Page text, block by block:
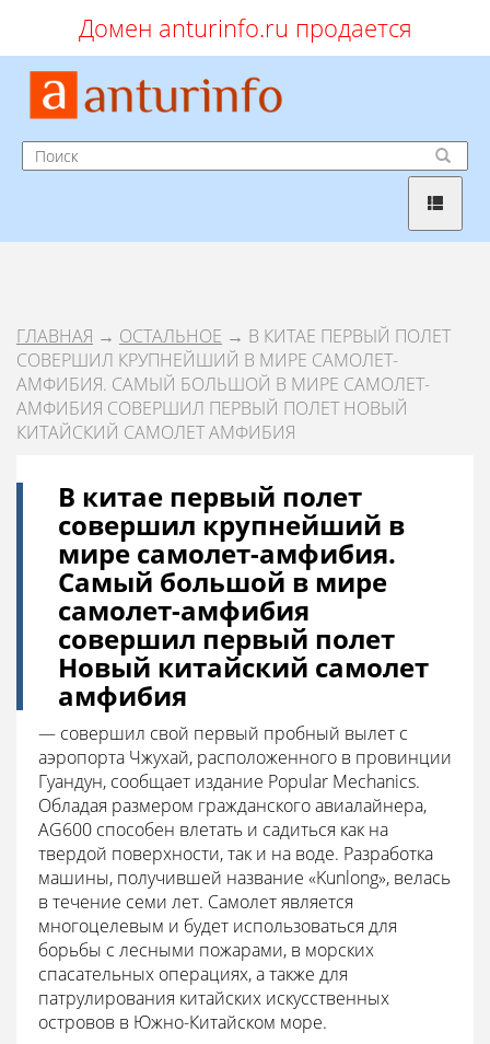
Домен anturinfo.ru продается
ГЛАВНАЯ → ОСТАЛЬНОЕ → В КИТАЕ ПЕРВЫЙ ПОЛЕТ
СОВЕРШИЛ КРУПНЕЙШИЙ В МИРЕ САМОЛЕТ-
АМФИБИЯ. САМЫЙ БОЛЬШОЙ В МИРЕ САМОЛЕТ-
АМФИБИЯ СОВЕРШИЛ ПЕРВЫЙ ПОЛЕТ НОВЫЙ
КИТАЙСКИЙ САМОЛЕТ АМФИБИЯ
В китае первый полет
совершил крупнейший в
мире самолет-амфибия.
Самый большой в мире
самолет-амфибия
совершил первый полет
Новый китайский самолет
амфибия
— совершил свой первый пробный вылет с
аэропорта Чжухай, расположенного в провинции
Гуандун, сообщает издание Popular Mechanics.
Обладая размером гражданского авиалайнера,
AG600 способен влетать и садиться как на
твердой поверхности, так и на воде. Разработка
машины, получившей название «Kunlong», велась
в течение семи лет. Самолет является
многоцелевым и будет использоваться для
борьбы с лесными пожарами, в морских
спасательных операциях, а также для
патрулирования китайских искусственных
островов в Южно-Китайском море.